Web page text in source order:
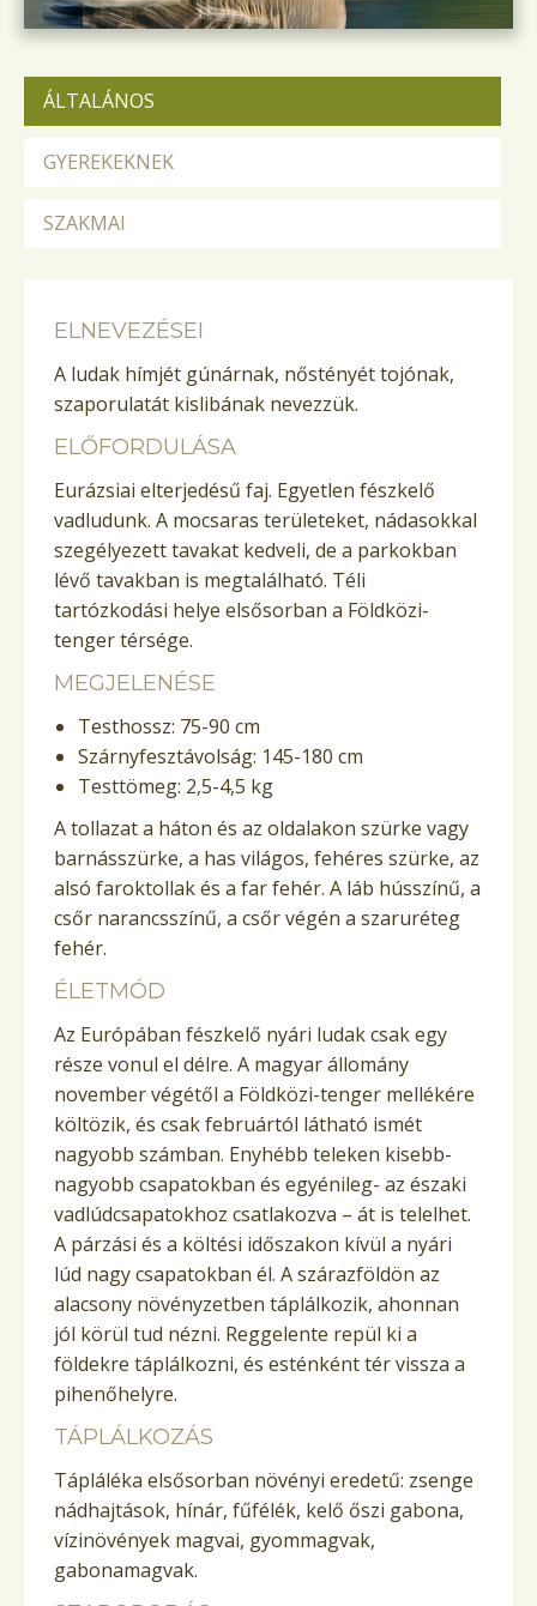
ÁLTALÁNOS
GYEREKEKNEK
SZAKMAI
ELNEVEZÉSEI
A ludak hímjét gúnárnak, nőstényét tojónak,
szaporulatát kislibának nevezzük.
ELŐFORDULÁSA
Eurázsiai elterjedésű faj. Egyetlen fészkelő
vadludunk. A mocsaras területeket, nádasokkal
szegélyezett tavakat kedveli, de a parkokban
lévő tavakban is megtalálható. Téli
tartózkodási helye elsősorban a Földközi-
tenger térsége.
MEGJELENÉSE
Testhossz: 75-90 cm
Szárnyfesztávolság: 145-180 cm
Testtömeg: 2,5-4,5 kg
A tollazat a háton és az oldalakon szürke vagy
barnásszürke, a has világos, fehéres szürke, az
alsó faroktollak és a far fehér. A láb hússzínű, a
csőr narancsszínű, a csőr végén a szaruréteg
fehér.
ÉLETMÓD
Az Európában fészkelő nyári ludak csak egy
része vonul el délre. A magyar állomány
november végétől a Földközi-tenger mellékére
költözik, és csak februártól látható ismét
nagyobb számban. Enyhébb teleken kisebb-
nagyobb csapatokban és egyénileg- az északi
vadlúdcsapatokhoz csatlakozva – át is telelhet.
A párzási és a költési időszakon kívül a nyári
lúd nagy csapatokban él. A szárazföldön az
alacsony növényzetben táplálkozik, ahonnan
jól körül tud nézni. Reggelente repül ki a
földekre táplálkozni, és esténként tér vissza a
pihenőhelyre.
TÁPLÁLKOZÁS
Tápláléka elsősorban növényi eredetű: zsenge
nádhajtások, hínár, fűfélék, kelő őszi gabona,
vízinövények magvai, gyommagvak,
gabonamagvak.